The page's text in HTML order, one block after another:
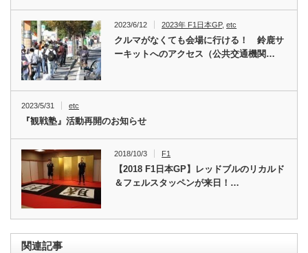
2023/6/12 2023年 F1日本GP,etc
クルマがなくても会場に行ける！ 鈴鹿サ
ーキットへのアクセス（公共交通機関…
2023/5/31 etc
『観戦塾』活動再開のお知らせ
2018/10/3 F1
【2018 F1日本GP】レッドブルのリカルド
＆フェルスタッペンが来日！…
関連記事